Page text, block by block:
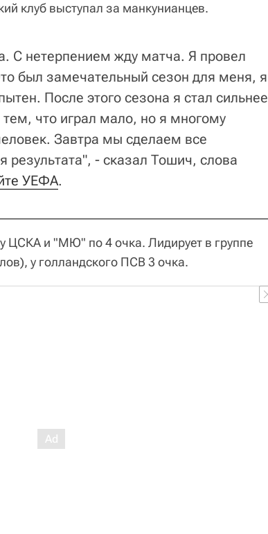
клуб выступал за манкунианцев.
С нетерпением жду матча. Я провел
был замечательный сезон для меня, я
После этого сезона я стал сильнее
тем, что играл мало, но я многому
Завтра мы сделаем все
результата", - сказал Тошич, слова
УЕФА.
ЦСКА и "МЮ" по 4 очка. Лидирует в группе
у голландского ПСВ 3 очка.